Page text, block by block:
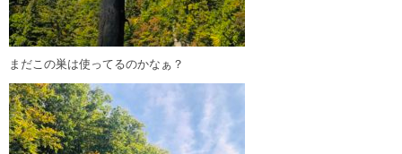
まだこの巣は使ってるのかなぁ？